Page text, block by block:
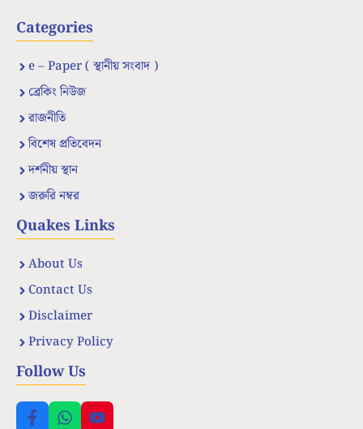
Categories
e – Paper ( স্থানীয় সংবাদ )
ব্রেকিং নিউজ
রাজনীতি
বিশেষ প্রতিবেদন
দর্শনীয় স্থান
জরুরি নম্বর
Quakes Links
About Us
Contact Us
Disclaimer
Privacy Policy
Follow Us